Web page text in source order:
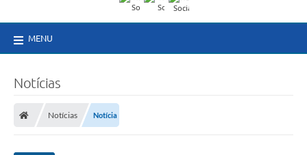
MENU
Notícias
Notícias Notícia